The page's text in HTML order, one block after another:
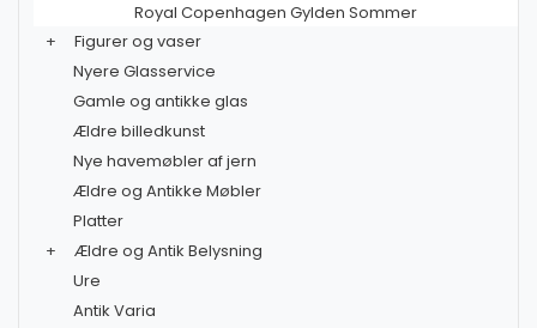
Royal Copenhagen Gylden Sommer
+
Figurer og vaser
Nyere Glasservice
Gamle og antikke glas
Ældre billedkunst
Nye havemøbler af jern
Ældre og Antikke Møbler
Platter
+
Ældre og Antik Belysning
Ure
Antik Varia